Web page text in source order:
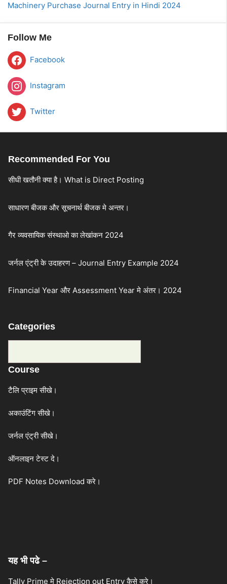
Machinery Purchase Journal Entry in Hindi 2024
Follow Me
Facebook
Instagram
Twitter
Recommended For You
सीधी खतौनी क्या है। What is Direct Posting
साधारण बीजक और सूचनार्थ बीजक मे अन्तर।
गैर व्यवसायिक संस्थाओ का लेखांकन 2024
जर्नल एंट्री के उदाहरण – Journal Entry Example 2024
Financial Year और Assessment Year मे अंतर। 2024
Categories
Course
टैलि प्राइम सीखे।
अकाउंटिंग सीखे।
जर्नल एंट्री सीखे।
ऑनलाइन टेस्ट दे।
PDF Notes Download करे।
यह भी पढे –
Tally Prime मे Rejection out Entry कैसे करे।